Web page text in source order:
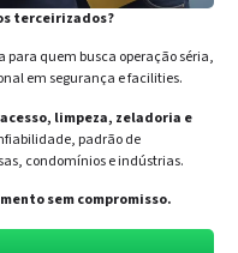
terceirizados?
quem busca operação séria,
em segurança e facilities.
limpeza, zeladoria e
padrão de
condomínios e indústrias.
sem compromisso.